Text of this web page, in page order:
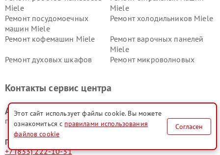
Miele
Miele
Ремонт посудомоечных
машин Miele
Ремонт холодильников Miele
Ремонт кофемашин Miele
Ремонт варочных панелей
Miele
Ремонт духовых шкафов
Ремонт микроволновых
Miele
Ремонт гладильных систем
Miele
Ремонт вертикальных
пылесосов Miele
Контакты сервис центра
Адрес сервисного центра Miele:
г. Киров, ул. Воровского, 107
Горячая линия:
+7 (833) 222-10-31
Этот сайт использует файлы cookie. Вы можете
ознакомиться с правилами использования
файлов cookie
Согласен